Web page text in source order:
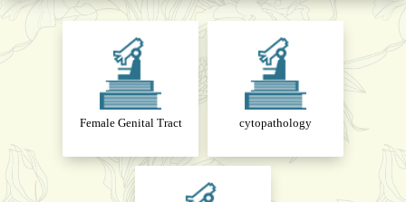
cytopathology
Female Genital Tract